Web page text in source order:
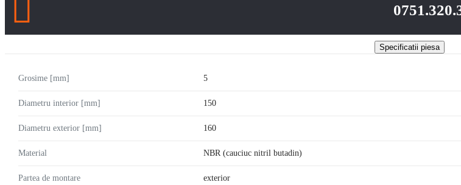
Specificatii piesa
Grosime [mm] 5
Diametru interior [mm] 150
Diametru exterior [mm] 160
Material NBR (cauciuc nitril butadin)
Partea de montare exterior